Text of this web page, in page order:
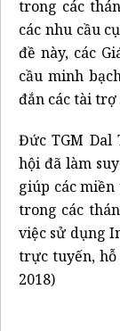
trong các
các nhu cầu
đề này, các
cầu minh
đắn các tài
Đức TGM Dal
hội đã làm
giúp các
trong các
việc sử dụng
trực tuyến, hỗ
2018)